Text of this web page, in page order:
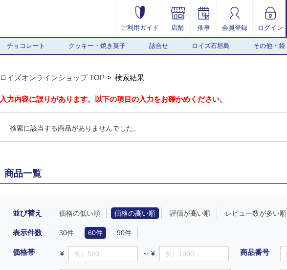
ご利用ガイド 店舗 催事 会員登録 ログイン
チョコレート クッキー・焼き菓子 詰合せ ロイズ石垣島 その他・袋
ロイズオンラインショップ TOP 検索結果
入力内容に誤りがあります。以下の項目の入力をお確かめください。
検索に該当する商品がありませんでした。
商品一覧
並び替え 価格の低い順 価格の高い順 評価が高い順 レビュー数が多い順
表示件数 30件 60件 90件
価格帯 ¥ ～ ¥ 商品番号